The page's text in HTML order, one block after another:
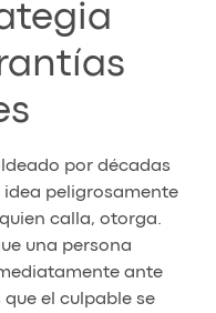
por décadas
idea peligrosamente
calla, otorga.
una persona
ante
el culpable se